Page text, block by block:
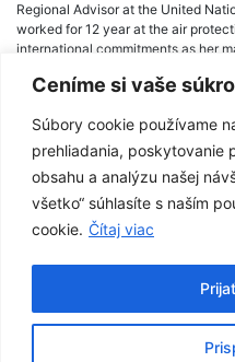
Ceníme si vaše
Súbory cookie používame
prehliadania, poskytovanie
obsahu a analýzu našej
všetko“ súhlasíte s naším
cookie. Čítaj viac
Regional Advisor at the United
worked for 12 year at the air
international commitments as her
University, Faculty of Chemical
Post
navigation
Radoslav Považan